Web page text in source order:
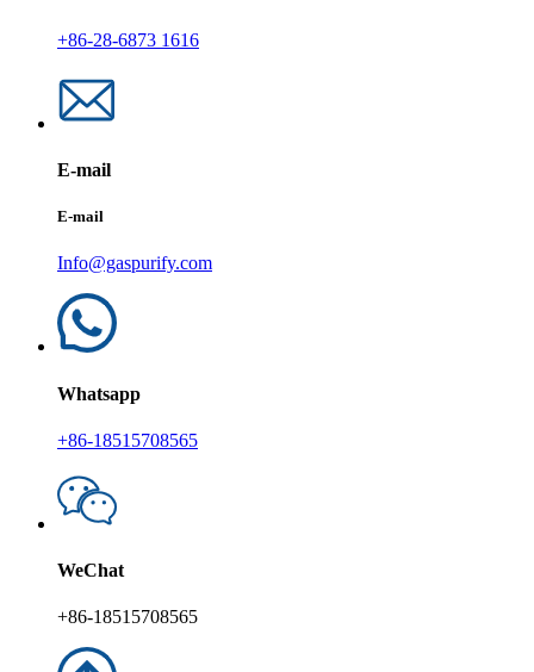
+86-28-6873 1616
E-mail
E-mail
Info@gaspurify.com
Whatsapp
+86-18515708565
WeChat
+86-18515708565